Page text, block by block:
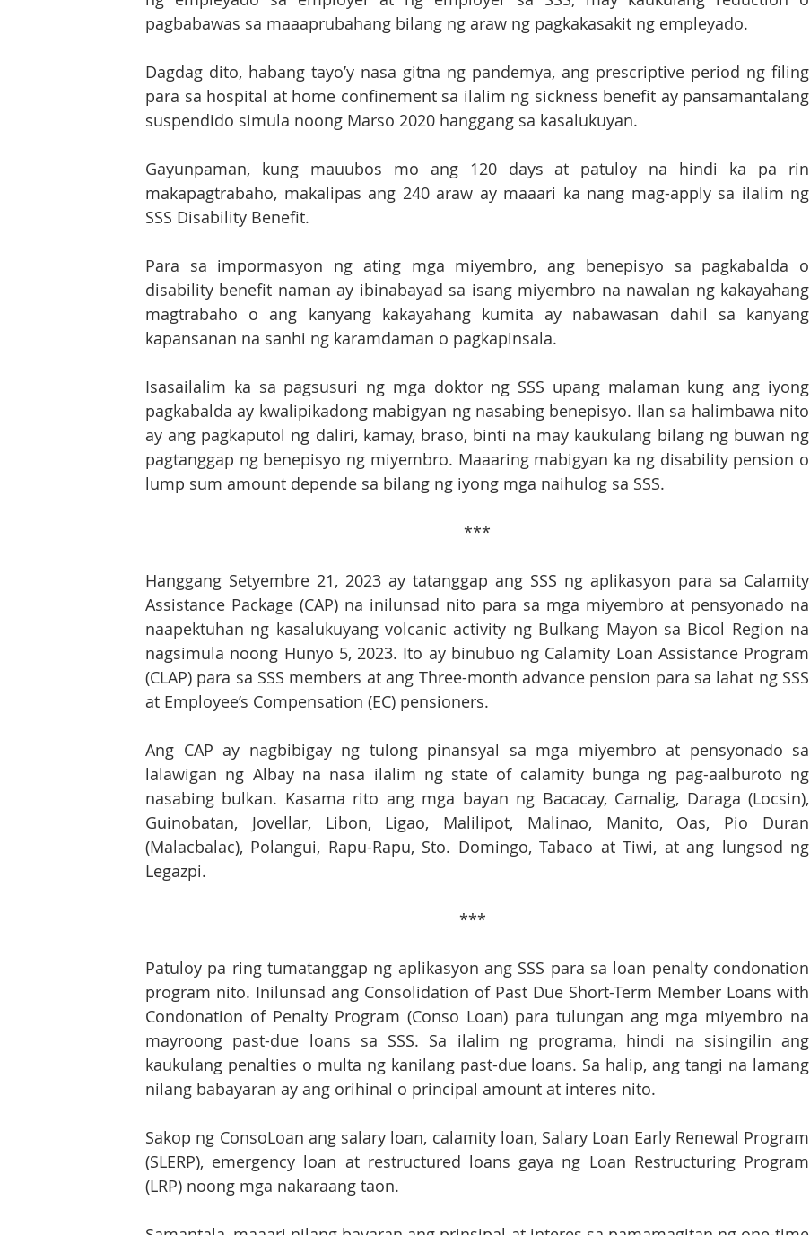
pagbabawas sa maaaprubahang bilang ng araw ng pagkakasakit ng empleyado.
Dagdag dito, habang tayo’y nasa gitna ng pandemya, ang prescriptive period ng filing
para sa hospital at home confinement sa ilalim ng sickness benefit ay pansamantalang
suspendido simula noong Marso 2020 hanggang sa kasalukuyan.
Gayunpaman, kung mauubos mo ang 120 days at patuloy na hindi ka pa rin
makapagtrabaho, makalipas ang 240 araw ay maaari ka nang mag-apply sa ilalim ng
SSS Disability Benefit.
Para sa impormasyon ng ating mga miyembro, ang benepisyo sa pagkabalda o
disability benefit naman ay ibinabayad sa isang miyembro na nawalan ng kakayahang
magtrabaho o ang kanyang kakayahang kumita ay nabawasan dahil sa kanyang
kapansanan na sanhi ng karamdaman o pagkapinsala.
Isasailalim ka sa pagsusuri ng mga doktor ng SSS upang malaman kung ang iyong
pagkabalda ay kwalipikadong mabigyan ng nasabing benepisyo. Ilan sa halimbawa nito
ay ang pagkaputol ng daliri, kamay, braso, binti na may kaukulang bilang ng buwan ng
pagtanggap ng benepisyo ng miyembro. Maaaring mabigyan ka ng disability pension o
lump sum amount depende sa bilang ng iyong mga naihulog sa SSS.
                                                                       ***
Hanggang Setyembre 21, 2023 ay tatanggap ang SSS ng aplikasyon para sa Calamity
Assistance Package (CAP) na inilunsad nito para sa mga miyembro at pensyonado na
naapektuhan ng kasalukuyang volcanic activity ng Bulkang Mayon sa Bicol Region na
nagsimula noong Hunyo 5, 2023. Ito ay binubuo ng Calamity Loan Assistance Program
(CLAP) para sa SSS members at ang Three-month advance pension para sa lahat ng SSS
at Employee’s Compensation (EC) pensioners.
Ang CAP ay nagbibigay ng tulong pinansyal sa mga miyembro at pensyonado sa
lalawigan ng Albay na nasa ilalim ng state of calamity bunga ng pag-aalburoto ng
nasabing bulkan. Kasama rito ang mga bayan ng Bacacay, Camalig, Daraga (Locsin),
Guinobatan, Jovellar, Libon, Ligao, Malilipot, Malinao, Manito, Oas, Pio Duran
(Malacbalac), Polangui, Rapu-Rapu, Sto. Domingo, Tabaco at Tiwi, at ang lungsod ng
Legazpi.
                                                                      ***
Patuloy pa ring tumatanggap ng aplikasyon ang SSS para sa loan penalty condonation
program nito. Inilunsad ang Consolidation of Past Due Short-Term Member Loans with
Condonation of Penalty Program (Conso Loan) para tulungan ang mga miyembro na
mayroong past-due loans sa SSS. Sa ilalim ng programa, hindi na sisingilin ang
kaukulang penalties o multa ng kanilang past-due loans. Sa halip, ang tangi na lamang
nilang babayaran ay ang orihinal o principal amount at interes nito.
Sakop ng ConsoLoan ang salary loan, calamity loan, Salary Loan Early Renewal Program
(SLERP), emergency loan at restructured loans gaya ng Loan Restructuring Program
(LRP) noong mga nakaraang taon.